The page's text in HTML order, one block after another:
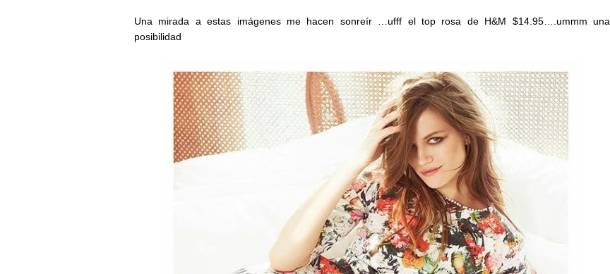
Una mirada a estas imágenes me hacen sonreír …ufff el top rosa de H&M $14.95….ummm una
posibilidad